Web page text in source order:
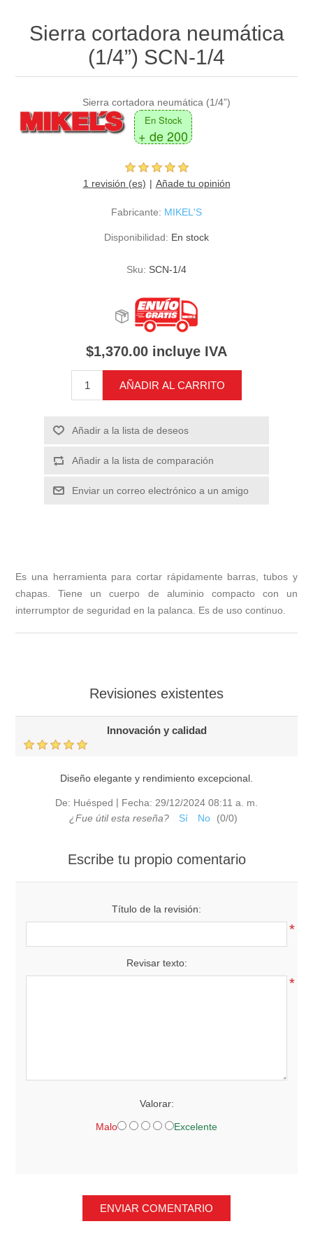
Sierra cortadora neumática
(1/4”) SCN-1/4
Sierra cortadora neumática (1/4”)
En Stock
+ de 200
1 revisión (es) Añade tu opinión
Fabricante: MIKEL'S
Disponibilidad: En stock
Sku: SCN-1/4
$1,370.00 incluye IVA
AÑADIR AL CARRITO
Añadir a la lista de deseos
Añadir a la lista de comparación
Enviar un correo electrónico a un amigo
Es una herramienta para cortar rápidamente barras, tubos y
chapas. Tiene un cuerpo de aluminio compacto con un
interrumptor de seguridad en la palanca. Es de uso continuo.
Revisiones existentes
Innovación y calidad
Diseño elegante y rendimiento excepcional.
De: Huésped | Fecha: 29/12/2024 08:11 a. m.
¿Fue útil esta reseña?
Sí No (0/0)
Escribe tu propio comentario
Título de la revisión:
*
Revisar texto:
*
Valorar:
Malo Excelente
ENVIAR COMENTARIO